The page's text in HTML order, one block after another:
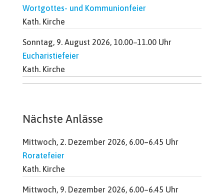
Wortgottes- und Kommunionfeier
Kath. Kirche
Sonntag, 9. August 2026, 10.00–11.00 Uhr
Eucharistiefeier
Kath. Kirche
Nächste Anlässe
Mittwoch, 2. Dezember 2026, 6.00–6.45 Uhr
Roratefeier
Kath. Kirche
Mittwoch, 9. Dezember 2026, 6.00–6.45 Uhr